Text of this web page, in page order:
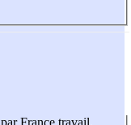
par France travail,